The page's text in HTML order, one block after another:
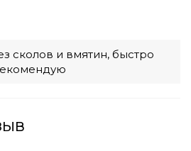
сколов и вмятин, быстро